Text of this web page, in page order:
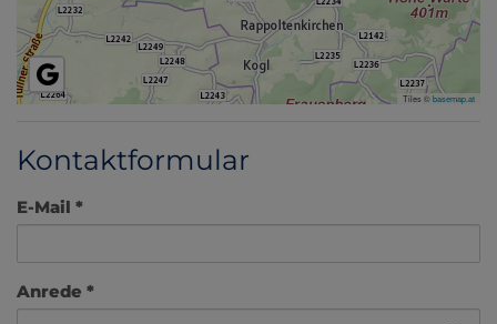
Tiles ©basemap.at
Kontaktformular
E-Mail
Anrede